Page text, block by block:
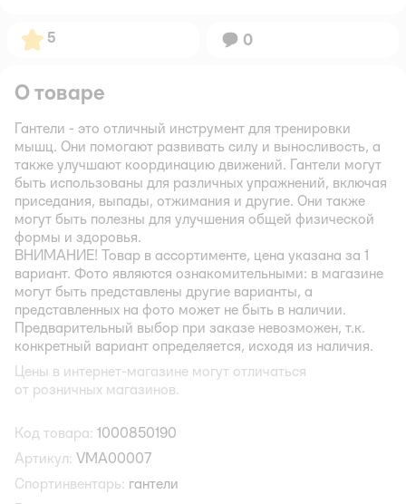
Рейтинг:
5 Вопросов:
0
О товаре
Гантели - это отличный инструмент для тренировки
мышц. Они помогают развивать силу и выносливость, а
также улучшают координацию движений. Гантели могут
быть использованы для различных упражнений, включая
приседания, выпады, отжимания и другие. Они также
могут быть полезны для улучшения общей физической
формы и здоровья.
ВНИМАНИЕ! Товар в ассортименте, цена указана за 1
вариант. Фото являются ознакомительными: в магазине
могут быть представлены другие варианты, а
представленных на фото может не быть в наличии.
Предварительный выбор при заказе невозможен, т.к.
конкретный вариант определяется, исходя из наличия.
Цены в интернет-магазине могут отличаться
от розничных магазинов.
Код товара: 1000850190
Артикул: VMA00007
Спортинвентарь: гантели